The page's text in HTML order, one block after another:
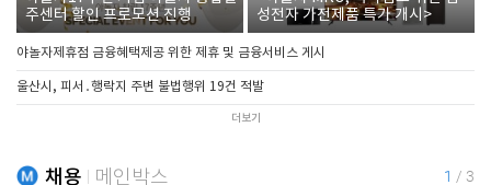
주센터 할인 프로모션 진행
성전자 가전제품 특가 개시>
야놀자제휴점 금융혜택제공 위한 제휴 및 금융서비스 게시
울산시, 피서․행락지 주변 불법행위 19건 적발
더보기
채용 메인박스 1 / 3